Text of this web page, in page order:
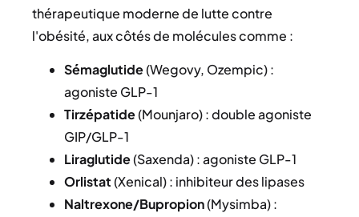
thérapeutique moderne de lutte contre
l'obésité, aux côtés de molécules comme :
Sémaglutide(Wegovy, Ozempic) :
agoniste GLP-1
Tirzépatide(Mounjaro) : double agoniste
GIP/GLP-1
Liraglutide(Saxenda) : agoniste GLP-1
Orlistat(Xenical) : inhibiteur des lipases
Naltrexone/Bupropion(Mysimba) :